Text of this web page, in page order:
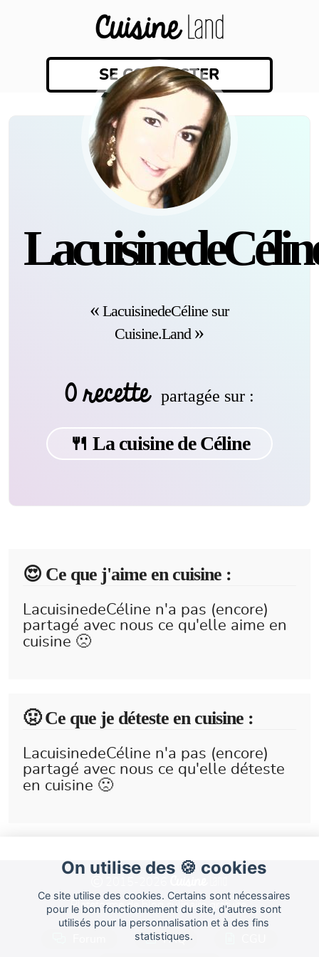
SE CONNECTER
LacuisinedeCéline sur
Cuisine.Land
0 recette partagée sur :
🍴 La cuisine de Céline
😍️ Ce que j'aime en cuisine :
LacuisinedeCéline n'a pas (encore)
partagé avec nous ce qu'elle aime en
cuisine 🙁
🤢 Ce que je déteste en cuisine :
LacuisinedeCéline n'a pas (encore)
partagé avec nous ce qu'elle déteste
en cuisine 🙁
On utilise des 🍪 cookies
Ce site utilise des cookies. Certains sont nécessaires
pour le bon fonctionnement du site, d'autres sont
utilisés pour la personnalisation et à des fins
statistiques.
Cuisine
Plateforme de blog culinaire gratuite.
FAQ